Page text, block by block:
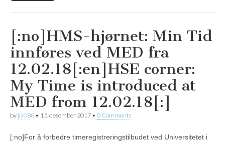
[:no]HMS-hjørnet: Min Tid
innføres ved MED fra
12.02.18[:en]HSE corner:
My Time is introduced at
MED from 12.02.18[:]
by jla088 • 15. desember 2017 • 0 Comments
[:no]For å forbedre timeregistreringstilbudet ved Universitetet i